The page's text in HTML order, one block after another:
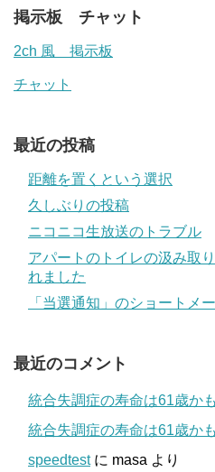
掲示板 チャット
2ch 風 掲示板
チャット
最近の投稿
距離を置くという選択
久しぶりの投稿
ニコニコ生放送のトラブル
アパートのトイレの汲み取
れました
「当選通知」のショートメ
最近のコメント
統合失調症の寿命は61歳かも
統合失調症の寿命は61歳かも
speedtestに masa より